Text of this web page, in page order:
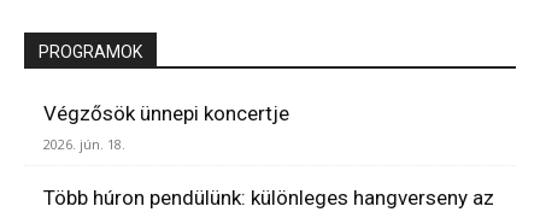
PROGRAMOK
Végzősök ünnepi koncertje
2026. jún. 18.
Több húron pendülünk: különleges hangverseny az